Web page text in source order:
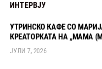
ИНТЕРВЈУ
УТРИНСКО КАФЕ СО
КРЕАТОРКАТА НА „МАМА
ЈУЛИ 7, 2026